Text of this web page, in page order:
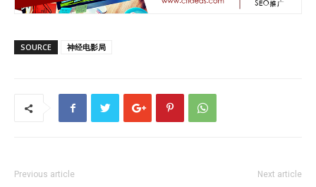
SOURCE 神经电影局
Previous article Next article